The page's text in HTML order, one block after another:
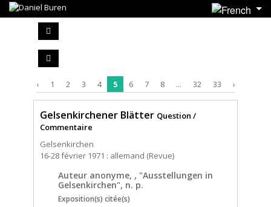
‹ 1 2 3 4 5 6 7 8 ... 32 33 ›
Gelsenkirchener Blätter Question /
Commentaire
Gelsenkirchen
16-28 février 1971 : allemand (Revue)
Auteur anonyme, , "Ausstellungen in
Gelsenkirchen", n. p.
Exposition(s) citée(s)